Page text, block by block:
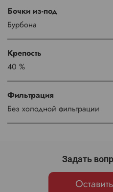
Бочки из-под
Бурбона
Крепость
40 %
Фильтрация
Без холодной фильтрации
Задать